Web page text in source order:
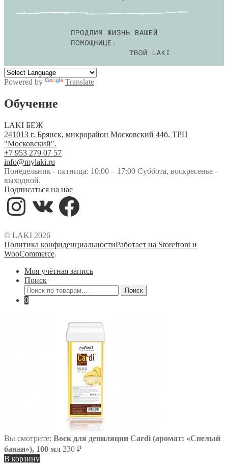
Powered by Translate
Обучение
LAKI БЕЖ
241013 г. Брянск, микрорайон Московский 44б. ТРЦ
"Московский".
+7 953 279 07 57
info@mylaki.ru
Понедельник - пятница: 10:00 – 17:00 Суббота, воскресенье -
выходной.
Подписаться на нас
Instagram
Facebook
© LAKI 2026
Политика конфиденциальностиРаботает на Storefront и
WooCommerce.
Моя учётная запись
Поиск
Искать:
Поиск
0
Вы смотрите: Воск для депиляции Cardi (аромат: «Спелый
банан»), 100 мл 230 ₽
В корзину